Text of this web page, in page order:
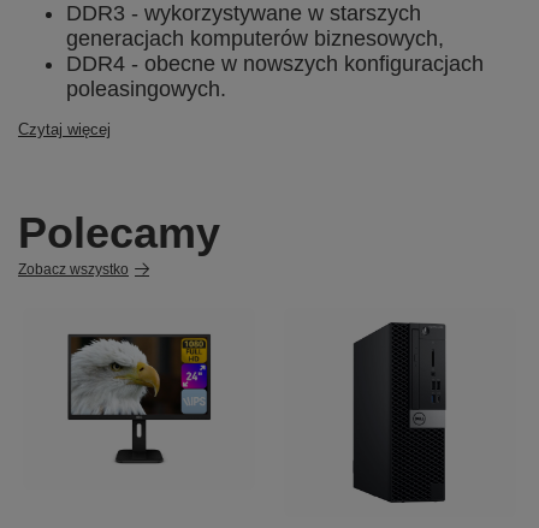
DDR3 - wykorzystywane w starszych
generacjach komputerów biznesowych,
DDR4 - obecne w nowszych konfiguracjach
poleasingowych.
Czytaj więcej
Polecamy
Zobacz wszystko